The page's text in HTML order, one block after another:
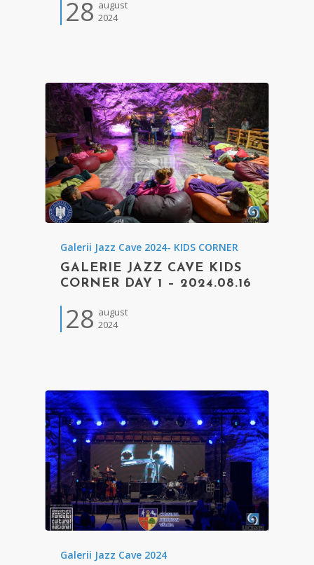
28 august
2024
Galerii Jazz Cave 2024- KIDS CORNER
GALERIE JAZZ CAVE KIDS
CORNER DAY 1 – 2024.08.16
28 august
2024
Galerii Jazz Cave 2024